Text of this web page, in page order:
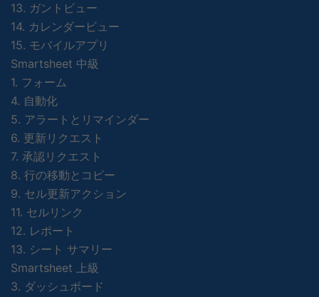
13. ガントビュー
14. カレンダービュー
15. モバイルアプリ
Smartsheet 中級
1. フォーム
4. 自動化
5. アラートとリマインダー
6. 更新リクエスト
7. 承認リクエスト
8. 行の移動とコピー
9. セル更新アクション
11. セルリンク
12. レポート
13. シート サマリー
Smartsheet 上級
3. ダッシュボード